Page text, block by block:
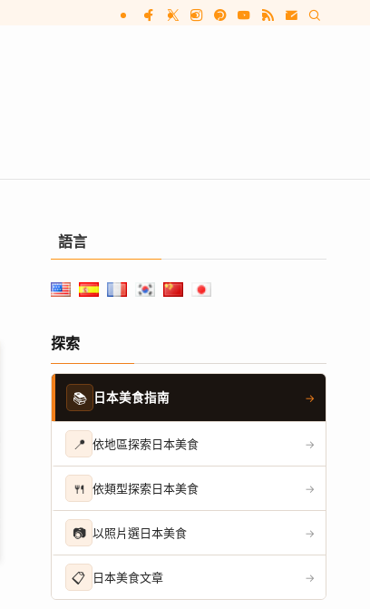
語言
探索
📚 日本美食指南 →
📍 依地區探索日本美食 →
🍴 依類型探索日本美食 →
📷 以照片選日本美食 →
📋 日本美食文章 →